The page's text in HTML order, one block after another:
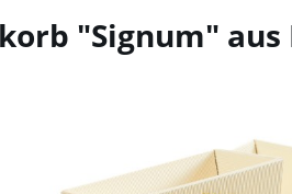
"Signum" aus